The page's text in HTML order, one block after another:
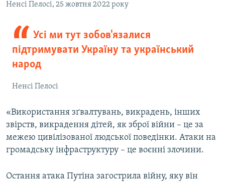
Ненсі Пелосі, 25 жовтня 2022 року
Усі ми тут зобов'язалися
підтримувати Україну та український
народ
Ненсі Пелосі
«Використання зґвалтувань, викрадень, інших
звірств, викрадення дітей, як зброї війни – це за
межею цивілізованої людської поведінки. Атаки на
громадську інфраструктуру – це воєнні злочини.
Остання атака Путіна загострила війну, яку він